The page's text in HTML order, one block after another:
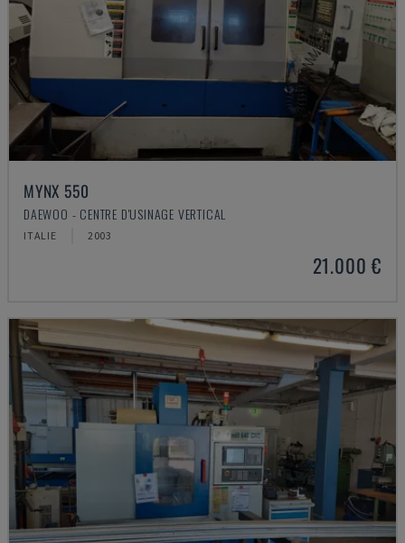
MYNX 550
DAEWOO - CENTRE D'USINAGE VERTICAL
ITALIE 2003
21.000 €